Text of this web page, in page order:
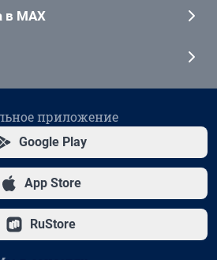
в MAX
приложение
Google Play
App Store
RuStore